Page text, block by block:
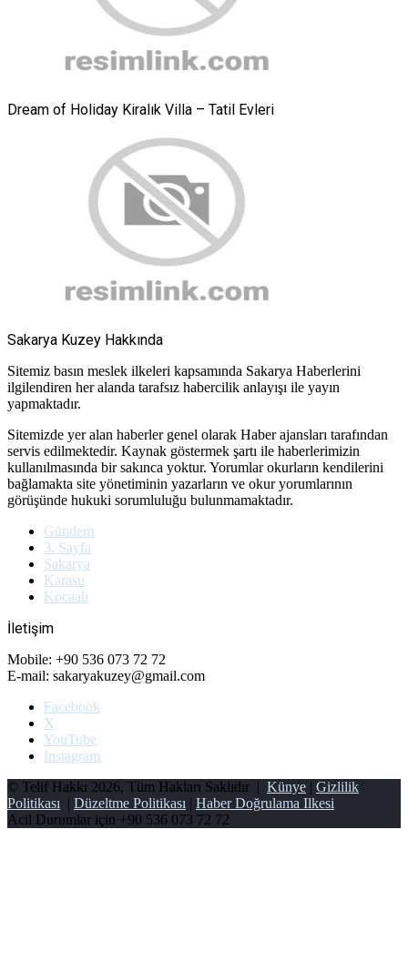
Dream of Holiday Kiralık Villa – Tatil Evleri
Sakarya Kuzey Hakkında
Sitemiz basın meslek ilkeleri kapsamında Sakarya Haberlerini
ilgilendiren her alanda tarafsız habercilik anlayışı ile yayın
yapmaktadır.
Sitemizde yer alan haberler genel olarak Haber ajansları tarafından
servis edilmektedir. Kaynak göstermek şartı ile haberlerimizin
kullanılmasında bir sakınca yoktur. Yorumlar okurların kendilerini
bağlamakta site yönetiminin yazarların ve okur yorumlarının
görüşünde hukuki sorumluluğu bulunmamaktadır.
Gündem
3. Sayfa
Sakarya
Karasu
Kocaali
İletişim
Mobile: +90 536 073 72 72
E-mail: sakaryakuzey@gmail.com
Facebook
X
YouTube
Instagram
© Telif Hakkı 2026, Tüm Hakları Saklıdır | Künye | Gizlilik
Politikası | Düzeltme Politikası | Haber Doğrulama Ilkesi
Acil Durumlar için +90 536 073 72 72